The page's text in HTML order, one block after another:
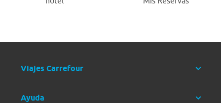
Viajes Carrefour
Ayuda